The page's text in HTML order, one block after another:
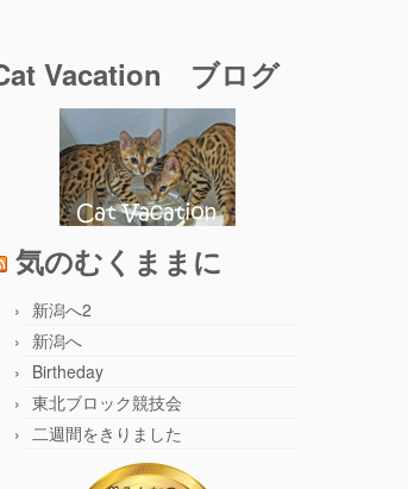
Vacation ブログ
気のむくままに
新潟へ2
新潟へ
Birtheday
東北ブロック競技会
二週間をきりました